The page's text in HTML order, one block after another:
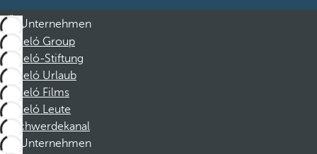
Unternehmen
Barceló Group
Barceló-Stiftung
Barceló Urlaub
Barceló Films
Barceló Leute
Beschwerdekanal
Unternehmen